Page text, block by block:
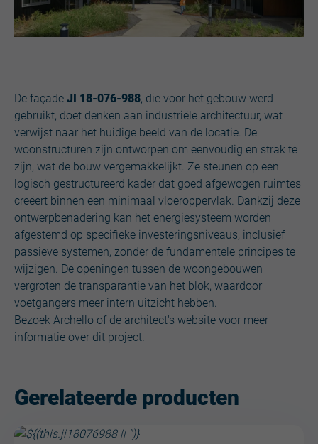
De façade JI 18-076-988, die voor het gebouw werd
gebruikt, doet denken aan industriële architectuur, wat
verwijst naar het huidige beeld van de locatie. De
woonstructuren zijn ontworpen om eenvoudig en strak te
zijn, wat de bouw vergemakkelijkt. Ze steunen op een
logisch gestructureerd kader dat goed afgewogen ruimtes
creëert binnen een minimaal vloeroppervlak. Dankzij deze
ontwerpbenadering kan het energiesysteem worden
afgestemd op specifieke investeringsniveaus, inclusief
passieve systemen, zonder de fundamentele principes te
wijzigen. De openingen tussen de woongebouwen
vergroten de transparantie van het blok, waardoor
voetgangers meer intern uitzicht hebben.
Bezoek Archello of de architect's website voor meer
informatie over dit project.
Gerelateerde producten